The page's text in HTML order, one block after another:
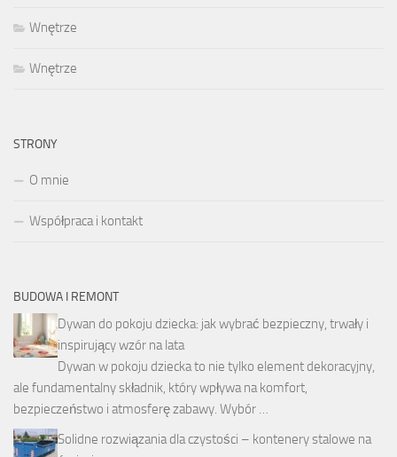
Wnętrze
Wnętrze
STRONY
O mnie
Współpraca i kontakt
BUDOWA I REMONT
Dywan do pokoju dziecka: jak wybrać bezpieczny, trwały i
inspirujący wzór na lata
Dywan w pokoju dziecka to nie tylko element dekoracyjny,
ale fundamentalny składnik, który wpływa na komfort,
bezpieczeństwo i atmosferę zabawy. Wybór …
Solidne rozwiązania dla czystości – kontenery stalowe na